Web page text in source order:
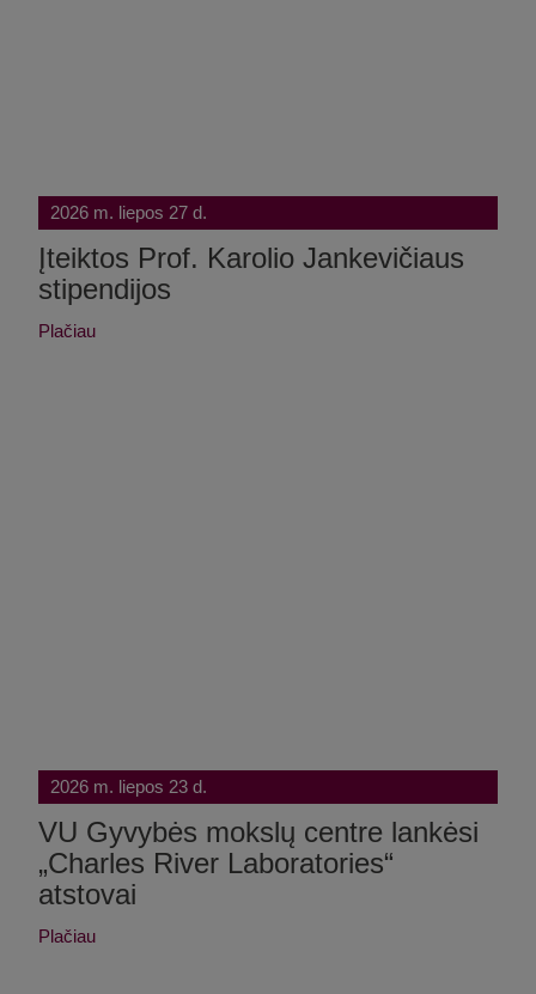
2026 m. liepos 27 d.
Įteiktos Prof. Karolio Jankevičiaus
stipendijos
Plačiau
2026 m. liepos 23 d.
VU Gyvybės mokslų centre lankėsi
„Charles River Laboratories“
atstovai
Plačiau